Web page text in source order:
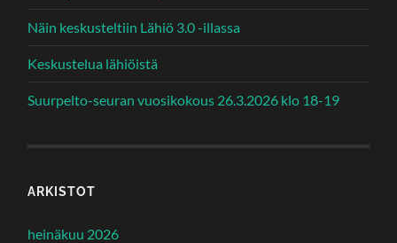
Näin keskusteltiin Lähiö 3.0 -illassa
Keskustelua lähiöistä
Suurpelto-seuran vuosikokous 26.3.2026 klo 18-19
ARKISTOT
heinäkuu 2026